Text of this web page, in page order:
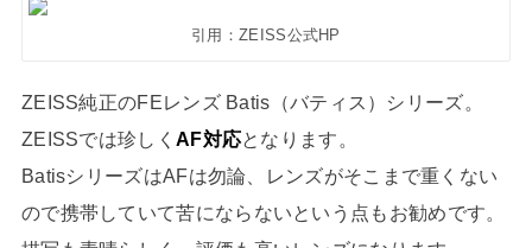
引用：ZEISS公式HP
ZEISS純正のFEレンズ Batis（バティス）シリーズ。
ZEISSでは珍しく AF対応となります。
BatisシリーズはAFは勿論、レンズがそこまで重くない
ので携帯していて苦にならないという点もお勧めです。